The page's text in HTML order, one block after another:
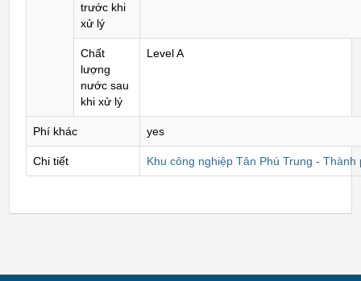
trước khi
xử lý
Chất
lượng
nước sau
khi xử lý
Level A
Phí khác yes
Chi tiết Khu công nghiệp Tân Phú Trung - Thành